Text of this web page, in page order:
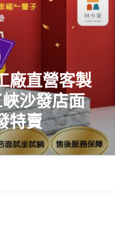
廠直營客製
沙發店面
特賣